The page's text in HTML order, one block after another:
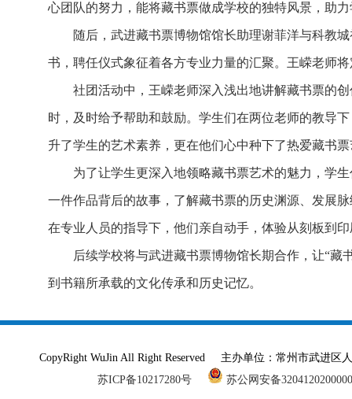
心团队的努力，能将藏书票做成学校的独特风景，助
随后，武进藏书票博物馆馆长助理谢菲洋与科教
书，聘任仪式象征着各方专业力量的汇聚。王嵘老师
社团活动中，王嵘老师深入浅出地讲解藏书票的
时，及时给予帮助和鼓励。学生们在两位老师的教导
升了学生的艺术素养，更在他们心中种下了热爱藏书
为了让学生更深入地领略藏书票艺术的魅力，学
一件作品背后的故事，了解藏书票的历史渊源、发展
在专业人员的指导下，他们亲自动手，体验从刻板到
后续学校将与武进藏书票博物馆长期合作，让“藏
到书籍所承载的文化传承和历史记忆。
CopyRight WuJin All Right Reserved 主办单位：常州市武进
苏ICP备10217280号
苏公网安备